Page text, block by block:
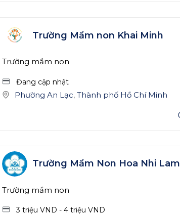
Trường Mầm non Khai Minh
Trường mầm non
Đang cập nhật
Phường An Lạc, Thành phố Hồ Chí Minh
Trường Mầm Non Hoa Nhi Lam
Trường mầm non
3 triệu VND - 4 triệu VND